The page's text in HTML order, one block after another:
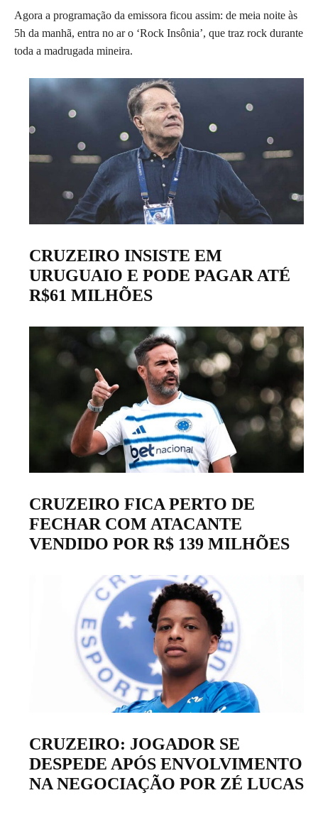
Agora a programação da emissora ficou assim: de meia noite às
5h da manhã, entra no ar o ‘Rock Insônia’, que traz rock durante
toda a madrugada mineira.
CRUZEIRO INSISTE EM
URUGUAIO E PODE PAGAR ATÉ
R$61 MILHÕES
CRUZEIRO FICA PERTO DE
FECHAR COM ATACANTE
VENDIDO POR R$ 139 MILHÕES
CRUZEIRO: JOGADOR SE
DESPEDE APÓS ENVOLVIMENTO
NA NEGOCIAÇÃO POR ZÉ LUCAS